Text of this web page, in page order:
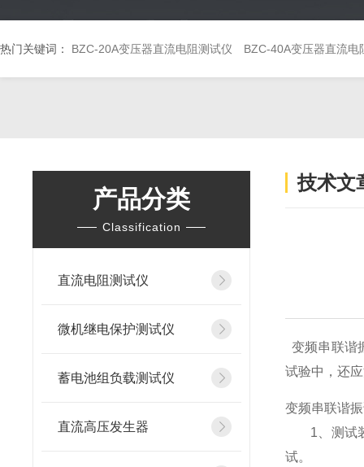
热门关键词： BZC-20A变压器直流电阻测试仪 BZC-40A变压器直流电
产品分类
Classification
直流电阻测试仪
微机继电保护测试仪
蓄电池组负载测试仪
直流高压发生器
技术文
变频串联谐
试验中，还
变频串联谐
1、测试装
试。